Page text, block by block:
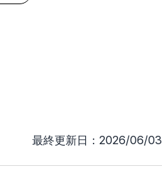
最終更新日：2026/06/03